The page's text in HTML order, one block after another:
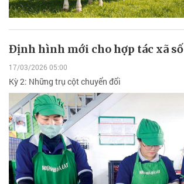
Định hình mới cho hợp tác xã số
17/03/2026 05:00
Kỳ 2: Những trụ cột chuyển đổi